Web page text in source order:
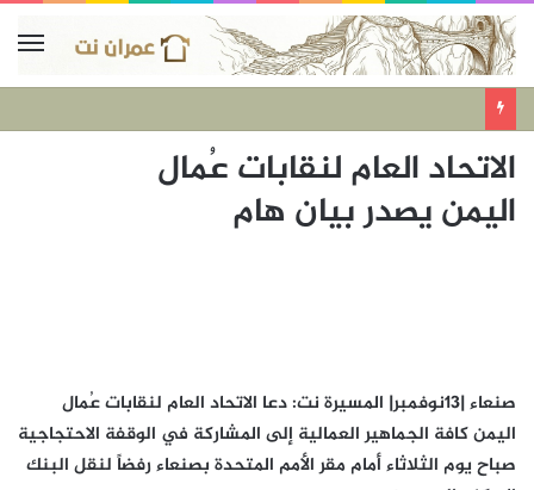
الاتحاد العام لنقابات عُمال
اليمن يصدر بيان هام
صنعاء |13نوفمبر| المسيرة نت: دعا الاتحاد العام لنقابات عُمال
اليمن كافة الجماهير العمالية إلى المشاركة في الوقفة الاحتجاجية
صباح يوم الثلاثاء أمام مقر الأمم المتحدة بصنعاء رفضاً لنقل البنك